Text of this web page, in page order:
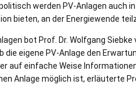
werden PV-Anlagen auch
bieten, an der Energiewende
bot Prof. Dr. Wolfgang Siebke
eigene PV-Anlage den
auf einfache Weise
Anlage möglich ist, erläuterte